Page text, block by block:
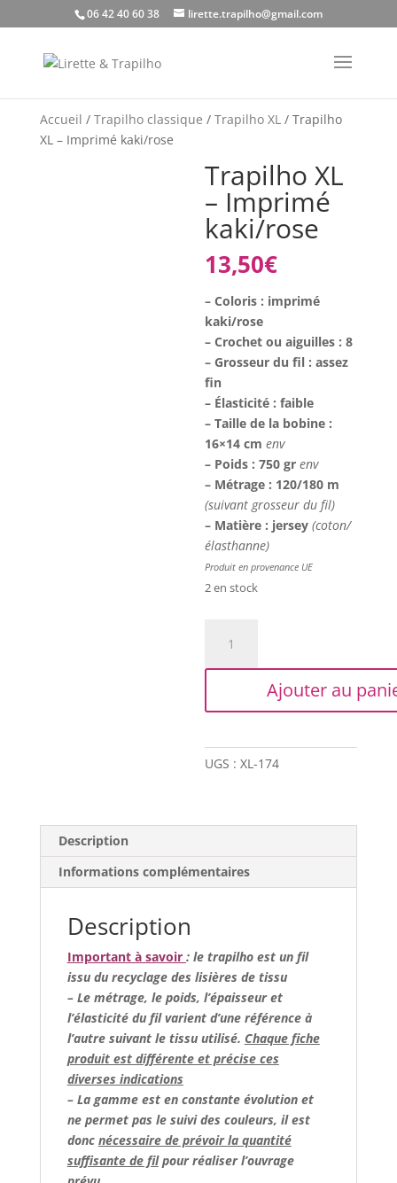
06 42 40 60 38 lirette.trapilho@gmail.com
Accueil / Trapilho classique / Trapilho XL/ Trapilho
XL – Imprimé kaki/rose
Trapilho XL
– Imprimé
kaki/rose
13,50€
– Coloris : imprimé
kaki/rose
– Crochet ou aiguilles : 8
– Grosseur du fil : assez
fin
– Élasticité : faible
– Taille de la bobine :
16×14 cmenv
– Poids : 750 grenv
– Métrage : 120/180 m
(suivant grosseur du fil)
– Matière : jersey(coton/
élasthanne)
Produit en provenance UE
2 en stock
Trapilho
-
kaki/rose
Ajouter au
UGS :XL-174
Description
Informations complémentaires
Description
Important à savoir : le trapilho est un fil
issu du recyclage des lisières de tissu
– Le métrage, le poids, l’épaisseur et
l’élasticité du fil varient d’une référence à
l’autre suivant le tissu utilisé. Chaque fiche
produit est différente et précise ces
diverses indications
– La gamme est en constante évolution et
ne permet pas le suivi des couleurs, il est
donc nécessaire de prévoir la quantité
suffisante de filpour réaliser l’ouvrage